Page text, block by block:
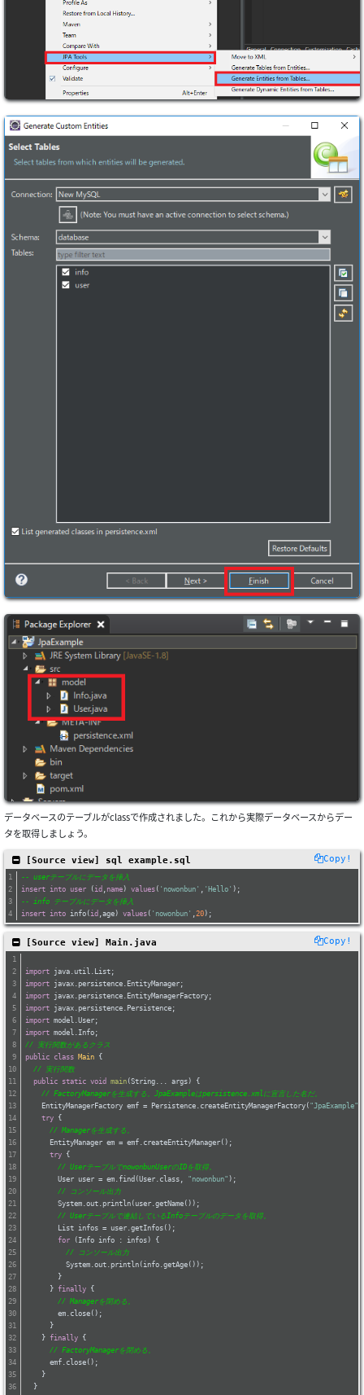
データベースのテーブルがclassで作成されました。これから実際データベースからデー
タを取得しましょう。
Copy!
[Source view] sql example.sql
-- userテーブルにデータを挿入
insert into user ( id name ) values ( 'nowonbun' 'Hello' );
-- info テーブルにデータを挿入
insert into info( id ,age) values ( 'nowonbun' 20 );
Copy!
[Source view] Main.java
import java.util.List;
import javax.persistence.EntityManager;
import javax.persistence.EntityManagerFactory;
import javax.persistence.Persistence;
import model.User;
import model.Info;
// 実行関数があるクラス
public class Main {
// 実行関数
public static void main (String... args)
{
// FactoryManagerを生成する。JpaExampleはpersistence.xmlに宣言した名だ。
    EntityManagerFactory emf = Persistence.createEntityManagerFactory(
"JpaExample"
try {
// Managerを生成する。
      EntityManager em = emf.createEntityManager();
try {
// UserテーブルでnowonbunUserのIDを取得。
        User user = em.find(User.class,
"nowonbun" );
// コンソール出力
        System.out.println(user.getName());
// Userテーブルで連結しているInfoテーブルのデータを取得。
        List infos = user.getInfos();
for (Info info : infos) {
// コンソール出力
          System.out.println(info.getAge());
        }
      }
finally {
// Managerを閉める。
        em.close();
      }
    }
finally {
// FactoryManagerを閉める。
      emf.close();
    }
  }